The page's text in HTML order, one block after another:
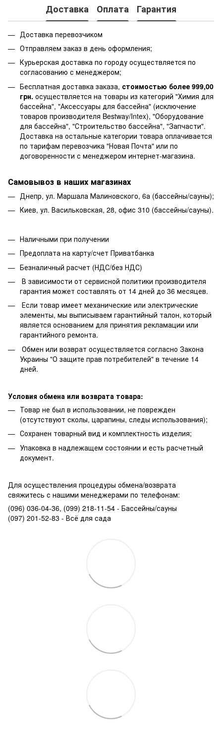
Доставка Оплата Гарантия
Доставка перевозчиком
Отправляем заказ в день оформления;
Курьерская доставка по городу осуществляется по
согласованию с менеджером;
Бесплатная доставка заказа, стоимостью более 999,00
грн. осуществляется на товары из категорий "Химия для
бассейна", "Аксессуары для бассейна" (исключение
товаров производителя Bestway/Intex), "Оборудование
для бассейна", "Строительство бассейна", "Запчасти".
Доставка на остальные категории товара оплачивается
по тарифам перевозчика "Новая Почта" или по
договоренности с менеджером интернет-магазина.
Самовывоз в наших магазинах
Днепр, ул. Маршала Малиновского, 6а (бассейны/сауны);
Киев, ул. Васильковская, 28, офис 310 (бассейны/сауны).
Наличными при получении
Предоплата на карту/счет Приватбанка
Безналичный расчет (НДС/без НДС)
В зависимости от сервисной политики производителя
гарантия может составлять от 14 дней до 36 месяцев.
Если товар имеет механические или электрические
элементы, мы выписываем гарантийный талон, который
является основанием для принятия рекламации или
гарантийного ремонта.
Обмен или возврат осуществляется согласно Закона
Украины "О защите прав потребителей" в течение 14
дней.
Условия обмена или возврата товара:
Товар не был в использовании, не поврежден
(отсутствуют сколы, царапины, следы использования);
Сохранен товарный вид и комплектность изделия;
Упаковка в надлежащем состоянии и есть расчетный
документ.
Для осуществления процедуры обмена/возврата
свяжитесь с нашими менеджерами по телефонам:
(096) 036-04-36, (099) 218-11-54 - Бассейны/сауны
(097) 201-52-83 - Всё для сада